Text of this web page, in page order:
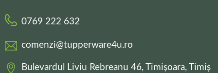
0769 222 632
comenzi@tupperware4u.ro
Bulevardul Liviu Rebreanu 46, Timișoara, Timiș